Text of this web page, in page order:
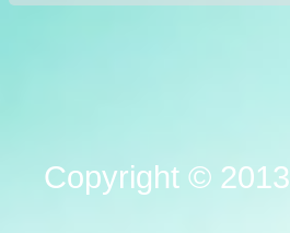
Copyright © 2013